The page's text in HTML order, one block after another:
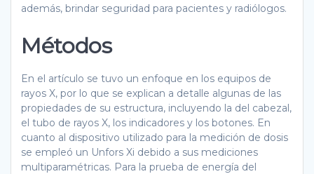
además, brindar seguridad para pacientes y radiólogos.
Métodos
En el artículo se tuvo un enfoque en los equipos de
rayos X, por lo que se explican a detalle algunas de las
propiedades de su estructura, incluyendo la del cabezal,
el tubo de rayos X, los indicadores y los botones. En
cuanto al dispositivo utilizado para la medición de dosis
se empleó un Unfors Xi debido a sus mediciones
multiparamétricas. Para la prueba de energía del